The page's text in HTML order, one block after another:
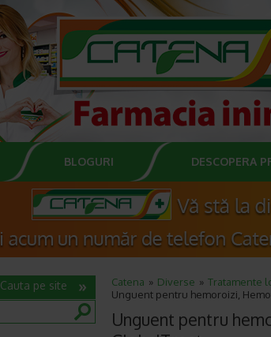
BLOGURI DESCOPERA
Catena Diverse
Tratamente
Unguent pentru hemoroizi,
Unguent pentru
Cauta pe site